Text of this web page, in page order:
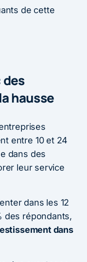
de cette
hausse
entre 10 et 24
dans des
leur service
dans les 12
des répondants,
dans